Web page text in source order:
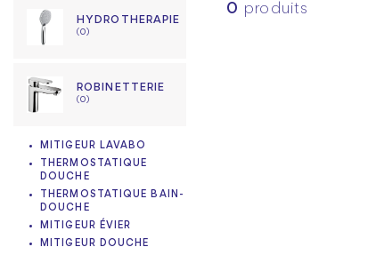
HYDROTHERAPIE
(0)
ROBINETTERIE
(0)
MITIGEUR LAVABO
THERMOSTATIQUE
DOUCHE
THERMOSTATIQUE BAIN-
DOUCHE
MITIGEUR ÉVIER
MITIGEUR DOUCHE
0 produits